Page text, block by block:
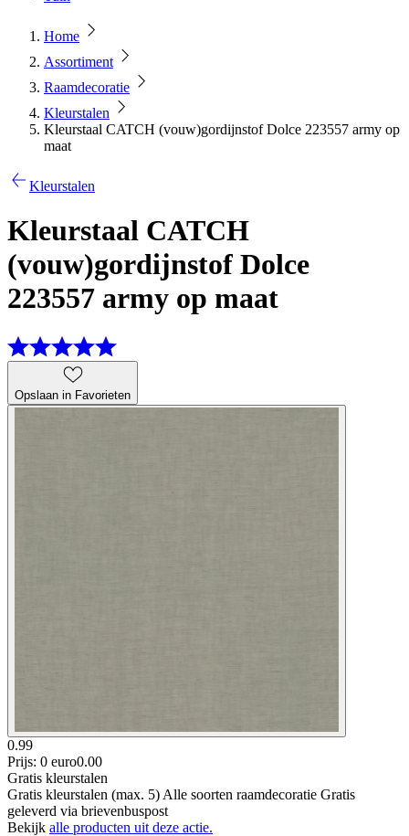
Home
Assortiment
Raamdecoratie
Kleurstalen
Kleurstaal CATCH (vouw)gordijnstof Dolce 223557 army op
maat
Kleurstalen
Kleurstaal CATCH
(vouw)gordijnstof Dolce
223557 army op maat
Opslaan in Favorieten
0.99
Prijs: 0 euro0.00
Gratis kleurstalen
Gratis kleurstalen (max. 5) Alle soorten raamdecoratie Gratis
geleverd via brievenbuspost
Bekijk alle producten uit deze actie.